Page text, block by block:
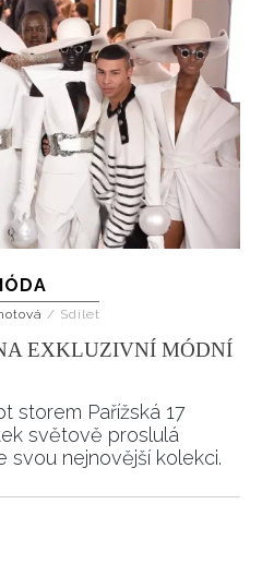
/ Sdílet
EXKLUZIVNÍ MÓDNÍ
storem Pařížská 17
světově proslulá
svou nejnovější kolekci.